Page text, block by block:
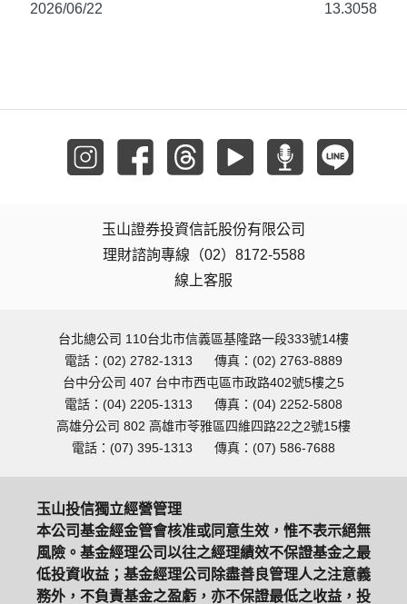
2026/06/22 13.3058
玉山證券投資信託股份有限公司
理財諮詢專線（02）8172-5588
線上客服
台北總公司 110台北市信義區基隆路一段333號14樓
電話：(02) 2782-1313
傳真：(02) 2763-8889
台中分公司 407 台中市西屯區市政路402號5樓之5
電話：(04) 2205-1313
傳真：(04) 2252-5808
高雄分公司 802 高雄市苓雅區四維四路22之2號15樓
電話：(07) 395-1313
傳真：(07) 586-7688
玉山投信獨立經營管理
本公司基金經金管會核准或同意生效，惟不表示絕無
風險。基金經理公司以往之經理績效不保證基金之最
低投資收益；基金經理公司除盡善良管理人之注意義
務外，不負責基金之盈虧，亦不保證最低之收益，投